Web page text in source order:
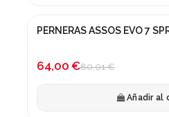
¡En oferta!
PERNERAS ASSOS EVO 7
64,00 €80,01 €
Añadir al